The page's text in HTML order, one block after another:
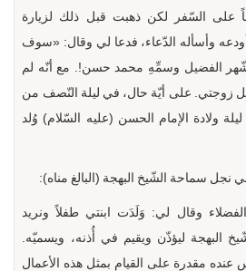
على السّفر لكن ذهبت قبل ذلك لزيارة
وأسأله الدّعاء، فدعا لي وقال: «سوف
الفضيل وسمِّهِ محمد حسن!. مع أنّه لم
زوجتي. على أيّة حال، في ليلة النّصف من
ولادة الإمام الحسن (عليه السّلام) وُلد
نجل سماحة الشّيخ البهجة (البالغ مناه):
وقال لي: وَلَدَت ابنتي طفلاً ونريد
البهجة ليؤذّن ويقيم في أُذنه، ويسميّه.
مقدرة على القيام بمثل هذه الأعمال